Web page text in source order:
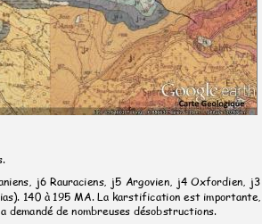
j6 Rauraciens, j5 Argovien, j4 Oxfordien, j3
140 à 195 MA. La karstification est importante,
de nombreuses désobstructions.